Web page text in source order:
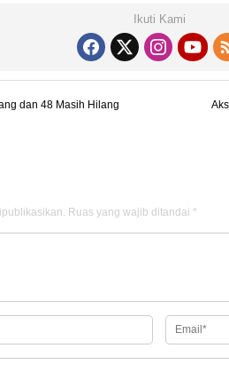
Ikuti Kami
dan 48 Masih Hilang
Ruas yang wajib ditandai *